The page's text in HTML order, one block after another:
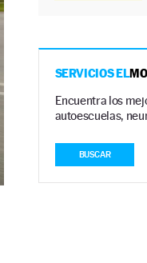
SERVICIOS EL
Encuentra los
autoescuelas,
BUSCAR